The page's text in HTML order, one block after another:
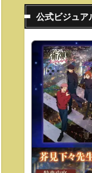
公式ビジュア